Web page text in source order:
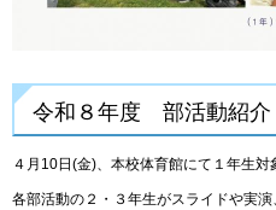
令和８年度 部活動紹介
４月10日(金)、本校体育館にて１年生対
各部活動の２・３年生がスライドや実